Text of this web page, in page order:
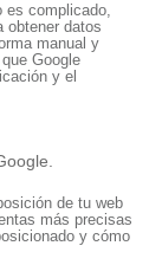
es complicado,
obtener datos
manual y
Google
y el
de tu web
más precisas
y cómo